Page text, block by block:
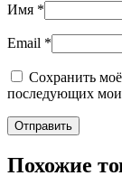
Имя *
Email *
Сохранить
последующих
Похожие